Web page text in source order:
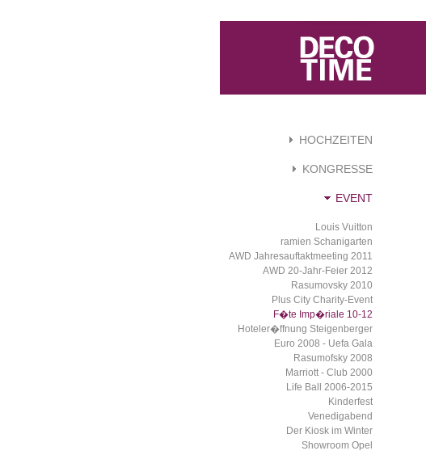
HOCHZEITEN
KONGRESSE
EVENT
Louis Vuitton
ramien Schanigarten
AWD Jahresauftaktmeeting 2011
AWD 20-Jahr-Feier 2012
Rasumovsky 2010
Plus City Charity-Event
F�te Imp�riale 10-12
Hoteler�ffnung Steigenberger
Euro 2008 - Uefa Gala
Rasumofsky 2008
Marriott - Club 2000
Life Ball 2006-2015
Kinderfest
Venedigabend
Der Kiosk im Winter
Showroom Opel